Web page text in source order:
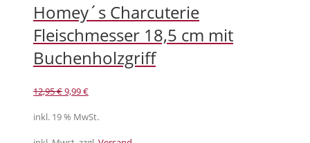
Homey´s Charcuterie
Fleischmesser 18,5 cm mit
Buchenholzgriff
12,95€Ursprünglicher
war:
12,95 €
9,99€Aktueller
ist:
9,99 €.
inkl. 19 % MwSt.